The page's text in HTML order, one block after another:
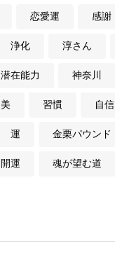
恋愛運 感謝
浄化 淳さん
潜在能力 神奈川
美 習慣 自信
運 金栗パウンド
開運 魂が望む道